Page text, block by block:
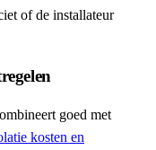
of de installateur
goed met
kosten en